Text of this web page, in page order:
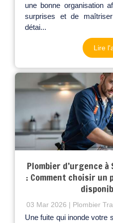
une bonne organisation
surprises et de
détai...
Lire
Plombier d’urgence
: Comment choisir
03 Mar 2026 Plombier
Une fuite qui inonde votre